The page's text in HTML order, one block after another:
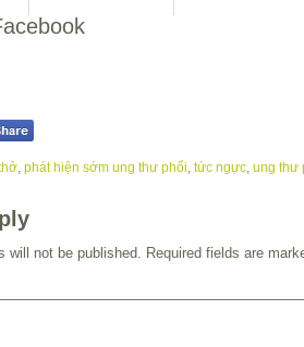
, phát hiện sớm ung thư phổi, tức ngực, ung thư
will not be published. Required fields are